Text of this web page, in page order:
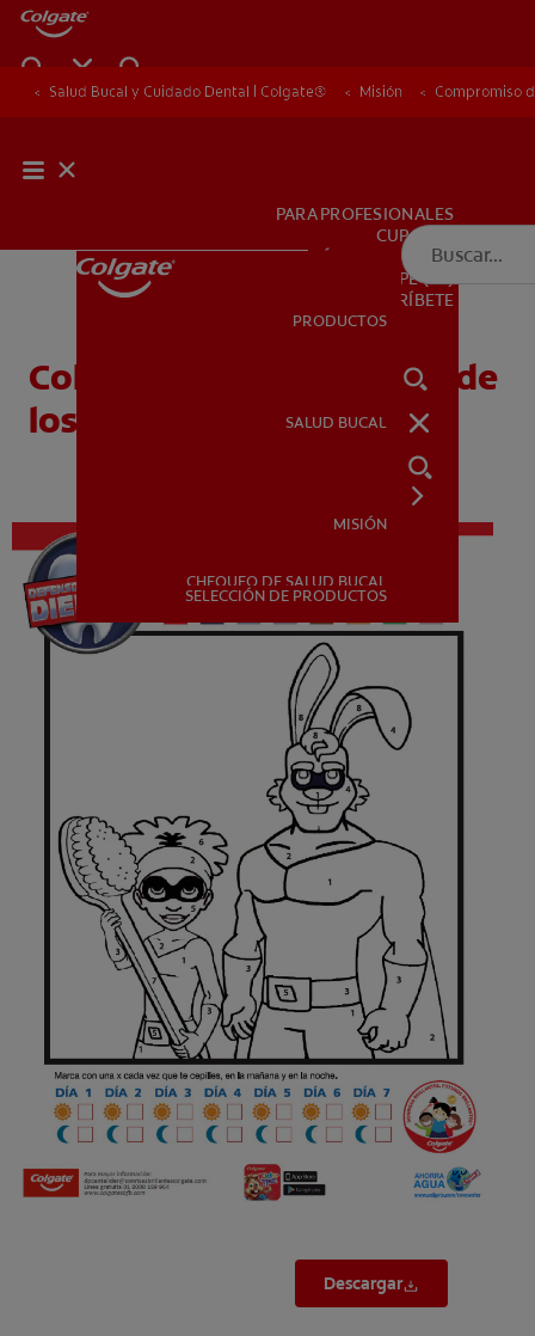
PRODUCTOS
CHEQUEO DE SALUD BUCAL
SELECCIÓN DE PRODUCTOS
PARA PROFESIONALES
CUPONES
DÓNDE COMPRAR
SUSCRÍBETE
PARA PROFESIONALES
CUPONES
DÓNDE COMPRAR
PE (ES)
SUSCRÍBETE
PRODUCTOS
SALUD BUCAL
MISIÓN
CHEQUEO DE SALUD BUCAL
SELECCIÓN DE PRODUCTOS
Salud Bucal y Cuidado Dental | Colgate® Misión Compromiso
Salud Bucal y Cuidado Dental | Colgate® Misión Compromiso
Colorea a los Defensores de
los Dientes - Niños
Descargar